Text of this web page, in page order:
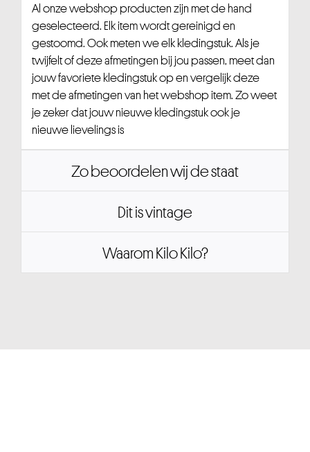
Al onze webshop producten zijn met de hand
geselecteerd. Elk item wordt gereinigd en
gestoomd. Ook meten we elk kledingstuk. Als je
twijfelt of deze afmetingen bij jou passen, meet dan
jouw favoriete kledingstuk op en vergelijk deze
met de afmetingen van het webshop item. Zo weet
je zeker dat jouw nieuwe kledingstuk ook je
nieuwe lievelings is
Zo beoordelen wij de staat
Dit is vintage
Waarom Kilo Kilo?